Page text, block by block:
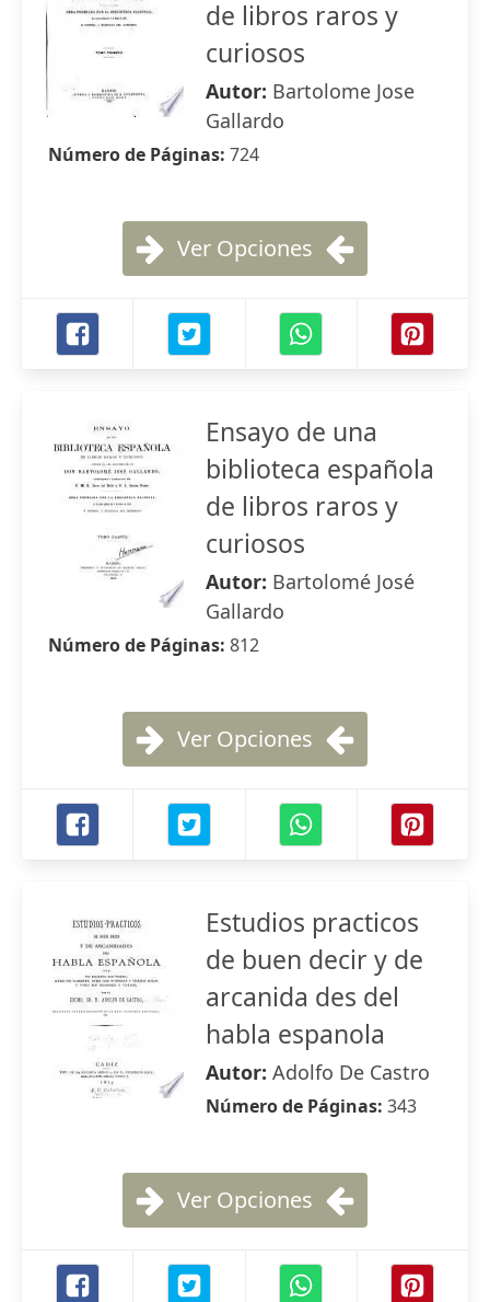
de libros raros y
curiosos
Autor: Bartolome Jose
Gallardo
Número de Páginas: 724
Ver Opciones
Ensayo de una
biblioteca española
de libros raros y
curiosos
Autor: Bartolomé José
Gallardo
Número de Páginas: 812
Ver Opciones
Estudios practicos
de buen decir y de
arcanida des del
habla espanola
Autor: Adolfo De Castro
Número de Páginas: 343
Ver Opciones